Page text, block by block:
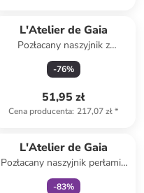
L'Atelier de Gaia
Pozłacany naszyjnik z
zawieszką - dł. 50 cm
-76%
51,95 zł
Cena producenta: 217,07 zł*
L'Atelier de Gaia
Pozłacany naszyjnik perłami i
cyrkoniami - dł. 50 cm
-83%